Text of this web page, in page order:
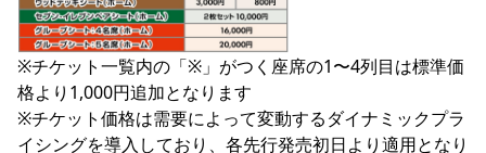
※チケット一覧内の「※」がつく座席の1〜4列目は標準価
格より1,000円追加となります
※チケット価格は需要によって変動するダイナミックプラ
イシングを導入しており、各先行発売初日より適用となり